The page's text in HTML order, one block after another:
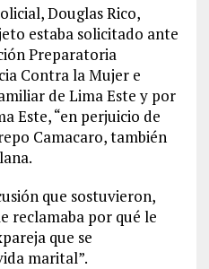
Douglas Rico,
estaba solicitado ante
Preparatoria
Contra la Mujer e
de Lima Este y por
Este, “en perjuicio de
Camacaro, también
que sostuvieron,
reclamaba por qué le
que se
marital”.